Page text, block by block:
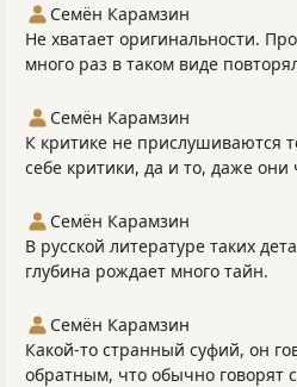
Семён Карамзин
Не хватает оригинальности.
много раз в таком виде
Семён Карамзин
К критике не прислушиваются
себе критики, да и то, даже они
Семён Карамзин
В русской литературе таких
глубина рождает много тайн.
Семён Карамзин
Какой-то странный суфий, он
обратным, что обычно говорят